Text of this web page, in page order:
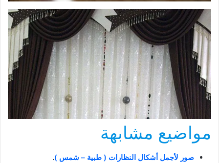
مواضيع مشابهة
صور لأجمل أشكال النظارات ( طبية – شمس ).